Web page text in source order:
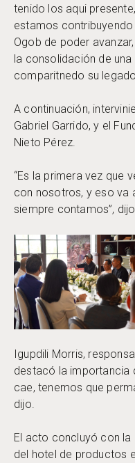
tenido los aqui
estamos
Ogob de poder
la consolidación de
comparitnedo su
A continuación,
Gabriel Garrido, y el
Nieto Pérez.
“Es la primera vez que
con nosotros, y eso va
siempre contamos”,
Igupdili Morris,
destacó la importancia
cae, tenemos que
dijo.
El acto concluyó con
del hotel de productos